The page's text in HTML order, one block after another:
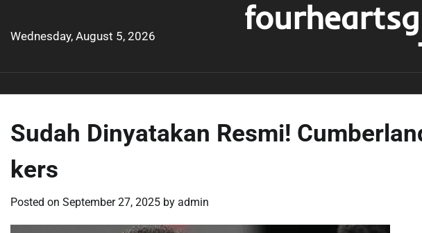
content
Wednesday, August 5, 2026
Sudah Dinyatakan Resmi!
kers
Posted on September 27, 2025 by admin